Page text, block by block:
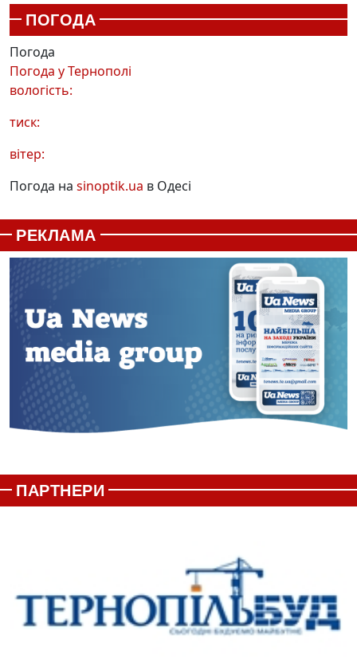
ПОГОДА
Погода
Погода уТернополі
вологість:
тиск:
вітер:
Погода на sinoptik.ua в Одесі
РЕКЛАМА
ПАРТНЕРИ